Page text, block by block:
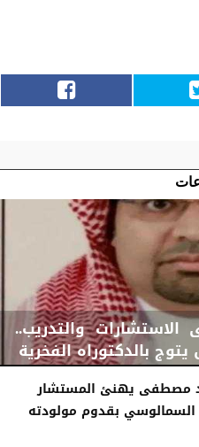
والتدريب..
بالدكتوراه الفخرية
مصطفى يهنئ المستشار
بقدوم مولودته